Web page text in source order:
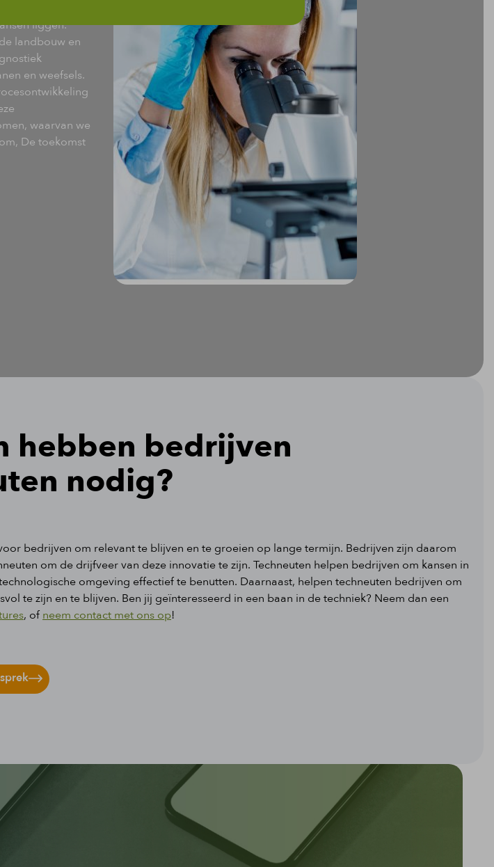
liggen.
landbouw en
en weefsels.
waarvan we
De toekomst
hebben bedrijven
nodig?
bedrijven om relevant te blijven en te groeien op lange termijn. Bedrijven zijn daarom
om de drijfveer van deze innovatie te zijn. Techneuten helpen bedrijven om kansen in
omgeving effectief te benutten. Daarnaast, helpen techneuten bedrijven om
te zijn en te blijven. Ben jij geïnteresseerd in een baan in de techniek? Neem dan een
, ofneem contact met ons op!